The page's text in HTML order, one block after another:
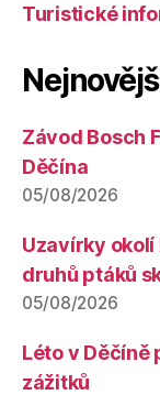
Turistické
Závod Bosch
Děčína
05/08/2026
Uzavírky
druhů ptáků
05/08/2026
Léto v Děčíně
zážitků